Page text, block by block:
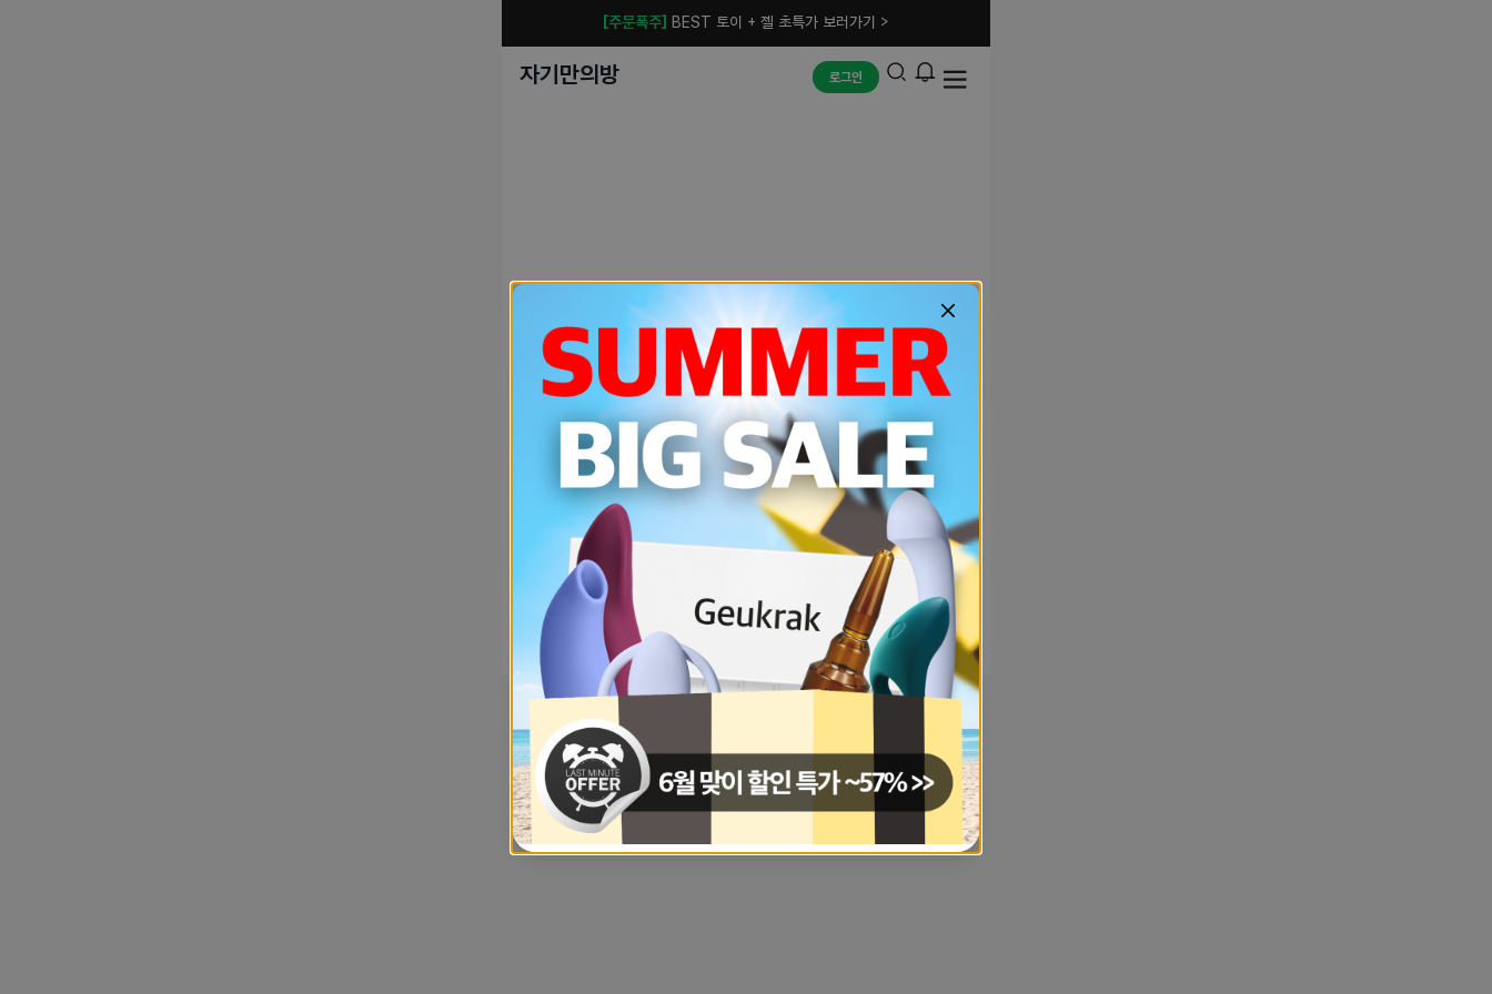
[주문폭주] BEST 토이 + 젤 초특가 보러가기 >
자기만의방 로그인
예상치 못한 에러입니다.